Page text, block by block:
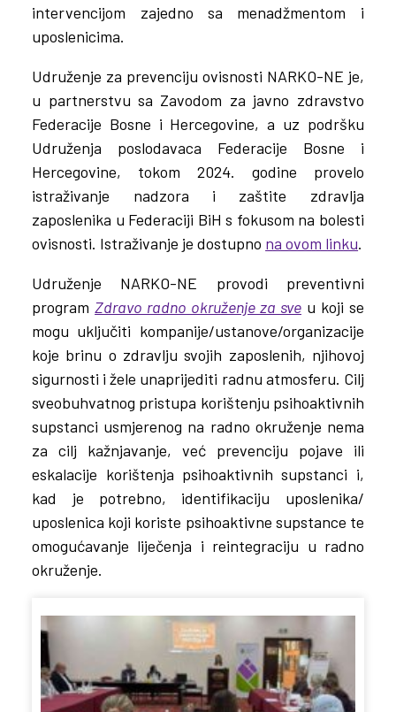
intervencijom zajedno sa menadžmentom i
uposlenicima.
Udruženje za prevenciju ovisnosti NARKO-NE je,
u partnerstvu sa Zavodom za javno zdravstvo
Federacije Bosne i Hercegovine, a uz podršku
Udruženja poslodavaca Federacije Bosne i
Hercegovine, tokom 2024. godine provelo
istraživanje nadzora i zaštite zdravlja
zaposlenika u Federaciji BiH s fokusom na bolesti
ovisnosti. Istraživanje je dostupno na ovom linku.
Udruženje NARKO-NE provodi preventivni
programZdravo radno okruženje za sveu koji se
mogu uključiti kompanije/ustanove/organizacije
koje brinu o zdravlju svojih zaposlenih, njihovoj
sigurnosti i žele unaprijediti radnu atmosferu. Cilj
sveobuhvatnog pristupa korištenju psihoaktivnih
supstanci usmjerenog na radno okruženje nema
za cilj kažnjavanje, već prevenciju pojave ili
eskalacije korištenja psihoaktivnih supstanci i,
kad je potrebno, identifikaciju uposlenika/
uposlenica koji koriste psihoaktivne supstance te
omogućavanje liječenja i reintegraciju u radno
okruženje.